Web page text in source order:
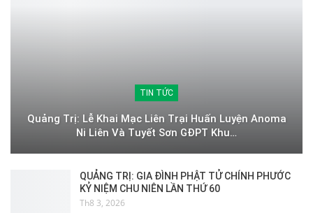
TIN TỨC
Quảng Trị: Lễ Khai Mạc Liên Trại Huấn Luyện Anoma
Ni Liên Và Tuyết Sơn GĐPT Khu…
QUẢNG TRỊ: GIA ĐÌNH PHẬT TỬ CHÍNH PHƯỚC
KỶ NIỆM CHU NIÊN LẦN THỨ 60
Th8 3, 2026